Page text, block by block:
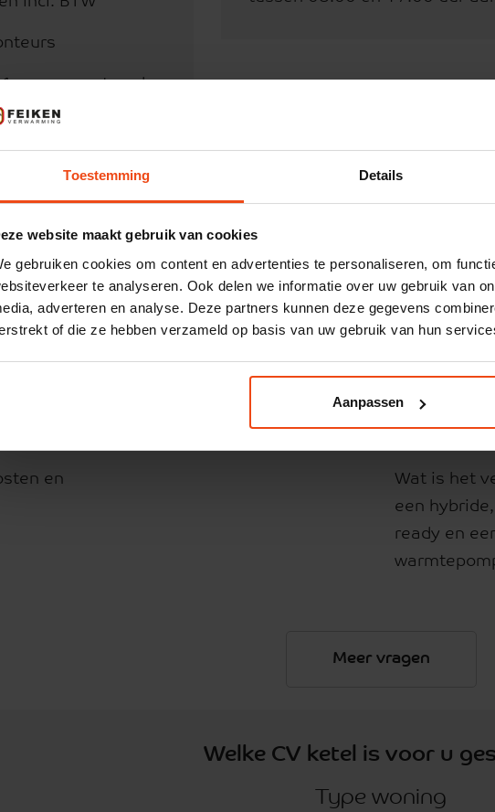
Toestemming Details
website maakt gebruik van cookies
gebruiken cookies om content en advertenties te personaliseren, om
te analyseren. Ook delen we informatie over uw gebruik van
adverteren en analyse. Deze partners kunnen deze gegevens
of die ze hebben verzameld op basis van uw gebruik van hun
Aanpassen
uur gemonteerd
via iDEAL
en
Uitschakelen
onderhoudsmelding Nefit
Trendline type I & II
Wat is het
een
ready en
Meer vragen
Welke CV ketel is voor u
Type woning